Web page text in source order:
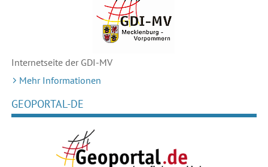
Internetseite der GDI-MV
Mehr Informationen
GEOPORTAL-DE